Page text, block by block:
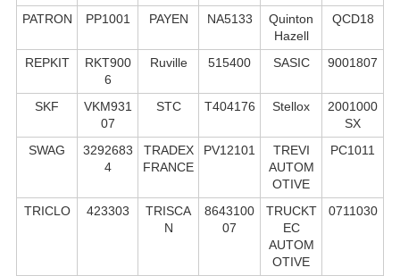
PATRON PP1001 PAYEN NA5133
Quinton
Hazell
QCD18
REPKIT
RKT900
6
Ruville 515400 SASIC 9001807
SKF
VKM931
07
STC T404176 Stellox
2001000
SX
SWAG
3292683
4
TRADEX
FRANCE
PV12101
TREVI
AUTOM
OTIVE
PC1011
TRICLO 423303
TRISCA
N
8643100
07
TRUCKT
EC
AUTOM
OTIVE
0711030